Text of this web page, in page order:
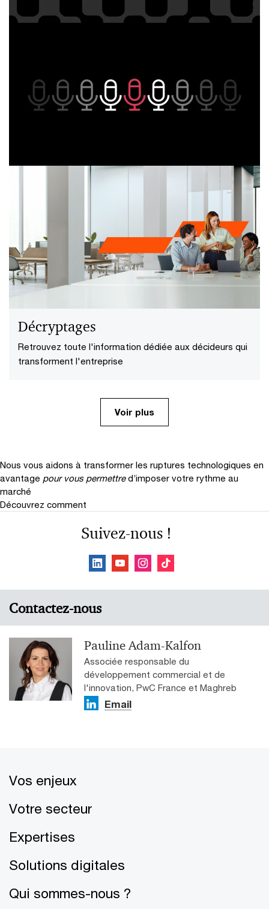
Comment devenir une entreprise
Découvrez les clés de lecture essentielles et les
actions tangibles pour orienter votre entreprise vers
une transformation durable.
Décryptages
Retrouvez toute l'information dédiée aux décideurs qui
transforment l'entreprise
Voir plus
Nous vous aidons à transformer les ruptures technologiques en
avantage pour vous permettre d’imposer votre rythme au
marché
Découvrez comment
Suivez-nous !
Contactez-nous
Pauline Adam-Kalfon
Associée responsable du
développement commercial et de
l'innovation, PwC France et Maghreb
Email
Vos enjeux
Votre secteur
Expertises
Solutions digitales
Qui sommes-nous ?